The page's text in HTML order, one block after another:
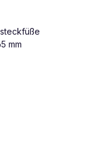
mm